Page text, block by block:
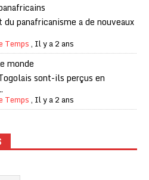
panafricanisme a de nouveaux
Temps, Il y a 2 ans
monde
sont-ils perçus en
Temps, Il y a 2 ans